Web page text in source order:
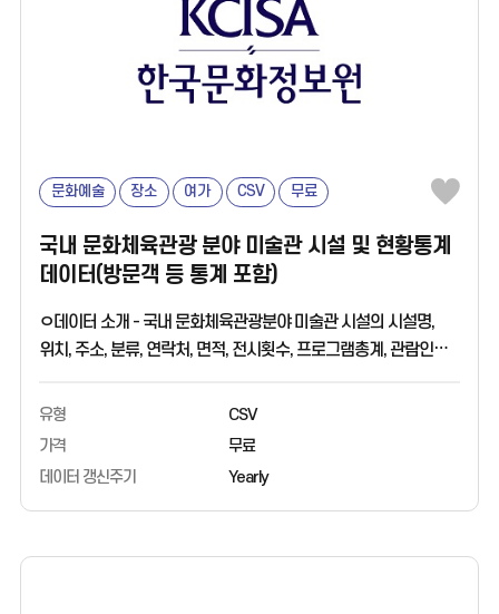
문화예술 장소 여가 CSV 무료
국내 문화체육관광 분야 미술관 시설 및 현황통계
데이터(방문객 등 통계 포함)
ㅇ데이터 소개 - 국내 문화체육관광분야 미술관 시설의 시설명,
위치, 주소, 분류, 연락처, 면적, 전시횟수, 프로그램총계, 관람인원,
많은 미술관은 어디일까? - 전국 미술관의 문화향유 지수를
알려드립니다 - 문화체육관광부에서 발행한 전국 문화기반시설
관람객의 전시프로그램 선호도 비교분석 가능 - 미술관 프로그램
수요 분석 및 기획 가능 ㅇ데이터 출처 - 한국문화정보원
유형
CSV
가격
무료
데이터 갱신주기
Yearly